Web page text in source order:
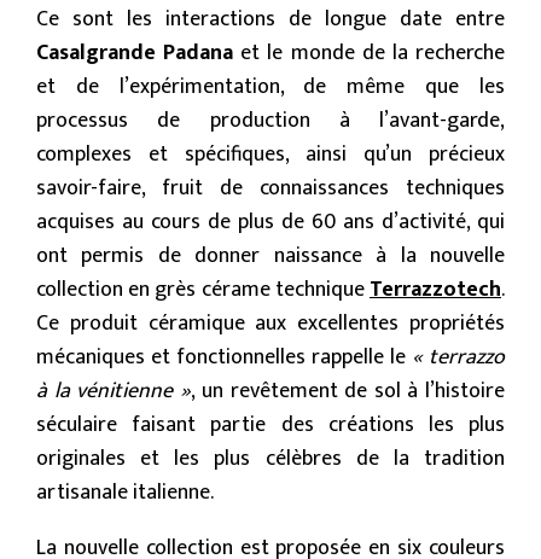
Ce sont les interactions de longue date entre
Casalgrande Padana et le monde de la recherche
et de l’expérimentation, de même que les
processus de production à l’avant-garde,
complexes et spécifiques, ainsi qu’un précieux
savoir-faire, fruit de connaissances techniques
acquises au cours de plus de 60 ans d’activité, qui
ont permis de donner naissance à la nouvelle
collection en grès cérame techniqueTerrazzotech.
Ce produit céramique aux excellentes propriétés
mécaniques et fonctionnelles rappelle le « terrazzo
à la vénitienne », un revêtement de sol à l’histoire
séculaire faisant partie des créations les plus
originales et les plus célèbres de la tradition
artisanale italienne.
La nouvelle collection est proposée en six couleurs